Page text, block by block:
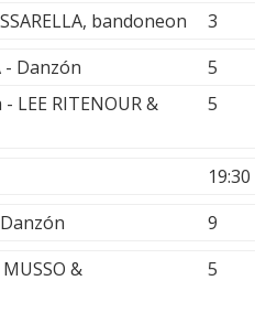
bandoneon
3
- Danzón
5
LEE RITENOUR &
5
19:30
9
&
5